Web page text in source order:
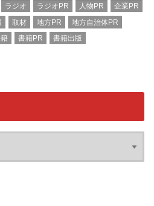
ラジオ ラジオPR 人物PR
企業PR
取材 地方PR
地方自治体PR
書籍PR
書籍出版